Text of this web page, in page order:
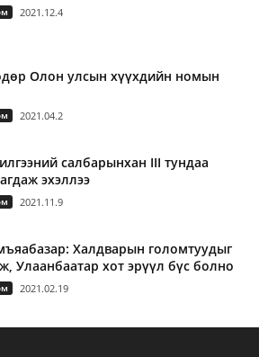
2021.12.4
Олон улсын хүүхдийн номын
2021.04.2
салбарынхан III тундаа
эхэллээ
2021.11.9
Халдварын голомтуудыг
Улаанбаатар хот эрүүл бүс болно
2021.02.19